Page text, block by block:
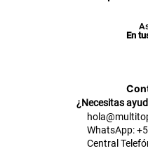
En
¿Necesitas
WhatsApp:
Central